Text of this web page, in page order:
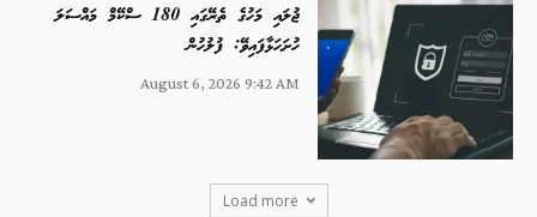
ޖުލައި މަހުގެ ތެރޭގައި 180 ސްކޭމް މައްސަލަ
ހުށަހަޅާފައިވޭ: ފުލުހުން
August 6, 2026 9:42 AM
Load more